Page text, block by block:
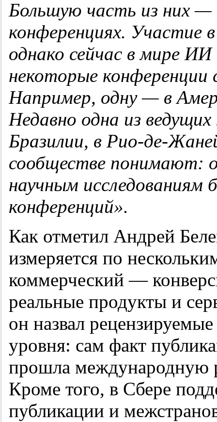
Большую часть из них
конференциях. Участие
однако сейчас в мире
некоторые
Например, одну — в
Недавно одна из
Бразилии, в Рио-де-
сообществе понимают:
научным
конференций».
Как отметил Андрей
измеряется по
коммерческий —
реальные продукты и
он назвал
уровня: сам факт
прошла международную
Кроме того, в Сбере
публикации и